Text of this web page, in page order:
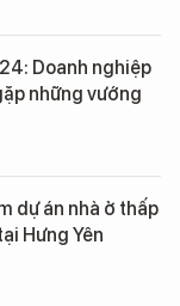
Doanh nghiệp
những vướng
dự án nhà ở thấp
Hưng Yên